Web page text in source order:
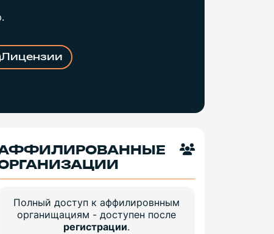
Лицензии
Полный доступ к аффилировнным
органищациям - доступен после
регистрации.